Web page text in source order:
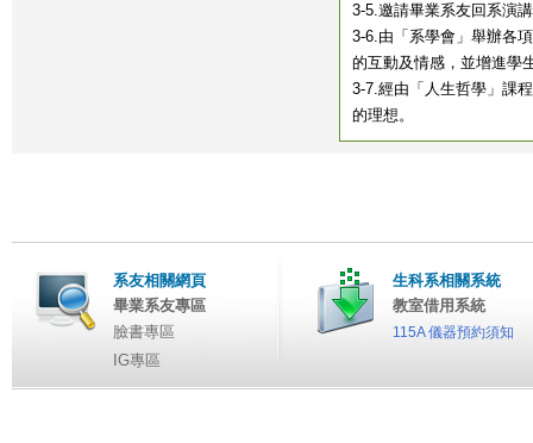
3-5.邀請畢業系友回系演
3-6.由「系學會」舉辦各
的互動及情感，並增進學
3-7.經由「人生哲學」課
的理想。
系友相關網頁
畢業系友專區
臉書專區
IG專區
生科系相關系統
教室借用系統
115A 儀器預約須知